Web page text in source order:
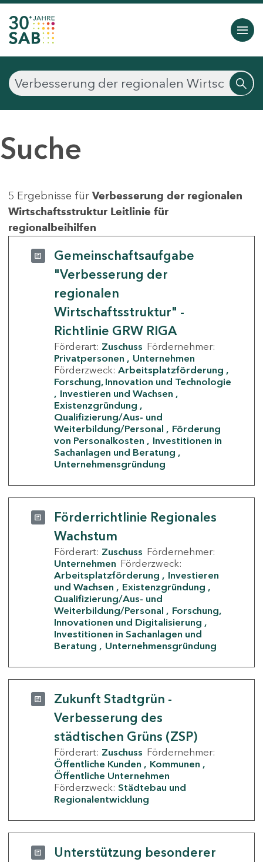
Suche
5 Ergebnisse für Verbesserung der regionalen
Wirtschaftsstruktur Leitlinie für
regionalbeihilfen
Gemeinschaftsaufgabe
"Verbesserung der
regionalen
Wirtschaftsstruktur" -
Richtlinie GRW RIGA
Förderart: Zuschuss Fördernehmer:
Privatpersonen
Unternehmen
Förderzweck: Arbeitsplatzförderung
Forschung, Innovation und Technologie
Investieren und Wachsen
Existenzgründung
Qualifizierung/Aus- und
Weiterbildung/Personal
Förderung
von Personalkosten
Investitionen in
Sachanlagen und Beratung
Unternehmensgründung
Förderrichtlinie Regionales
Wachstum
Förderart: Zuschuss Fördernehmer:
Unternehmen Förderzweck:
Arbeitsplatzförderung
Investieren
und Wachsen
Existenzgründung
Qualifizierung/Aus- und
Weiterbildung/Personal
Forschung,
Innovationen und Digitalisierung
Investitionen in Sachanlagen und
Beratung
Unternehmensgründung
Zukunft Stadtgrün -
Verbesserung des
städtischen Grüns (ZSP)
Förderart: Zuschuss Fördernehmer:
Öffentliche Kunden
Kommunen
Öffentliche Unternehmen
Förderzweck: Städtebau und
Regionalentwicklung
Unterstützung besonderer